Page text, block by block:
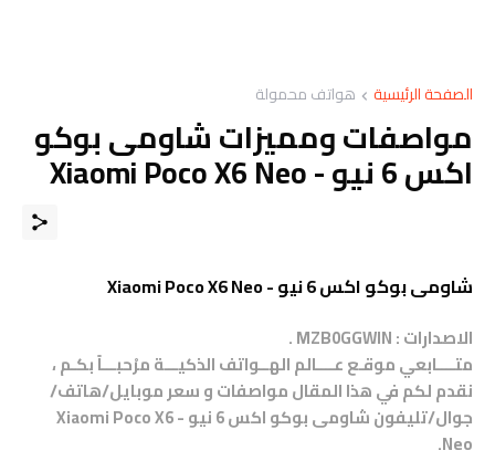
الصفحة الرئيسية هواتف محمولة
مواصفات ومميزات شاومى بوكو
اكس 6 نيو - Xiaomi Poco X6 Neo
شاومى بوكو اكس 6 نيو - Xiaomi Poco X6 Neo
الاصدارات : MZB0GGWIN .
متــــابعي موقـع عــــالم الهــواتف الذكيـــة مرْحبـــاً بكـم ،
نقدم لكم في هذا المقال مواصفات و سعر موبايل/هاتف/
جوال/تليفون شاومى بوكو اكس 6 نيو - Xiaomi Poco X6
Neo.